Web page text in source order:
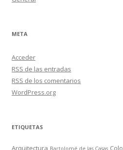
META
Acceder
RSS de las entradas
RSS de los comentarios
WordPress.org
ETIQUETAS
Arquitectura Bartolomé de las Casas